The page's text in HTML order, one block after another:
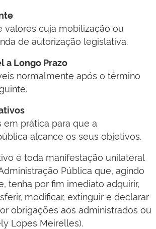
valores cuja mobilização ou
de autorização legislativa.
a Longo Prazo
normalmente após o término
em prática para que a
alcance os seus objetivos.
é toda manifestação unilateral
Pública que, agindo
tenha por fim imediato adquirir,
modificar, extinguir e declarar
obrigações aos administrados ou
Lopes Meirelles).